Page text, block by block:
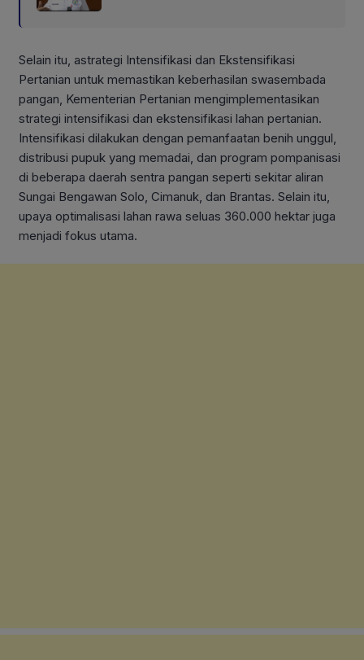
Selain itu, astrategi Intensifikasi dan Ekstensifikasi
Pertanian untuk memastikan keberhasilan swasembada
pangan, Kementerian Pertanian mengimplementasikan
strategi intensifikasi dan ekstensifikasi lahan pertanian.
Intensifikasi dilakukan dengan pemanfaatan benih unggul,
distribusi pupuk yang memadai, dan program pompanisasi
di beberapa daerah sentra pangan seperti sekitar aliran
Sungai Bengawan Solo, Cimanuk, dan Brantas. Selain itu,
upaya optimalisasi lahan rawa seluas 360.000 hektar juga
menjadi fokus utama.